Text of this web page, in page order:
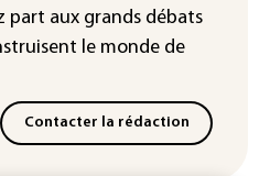
part aux grands débats
le monde de
Contacter la rédaction